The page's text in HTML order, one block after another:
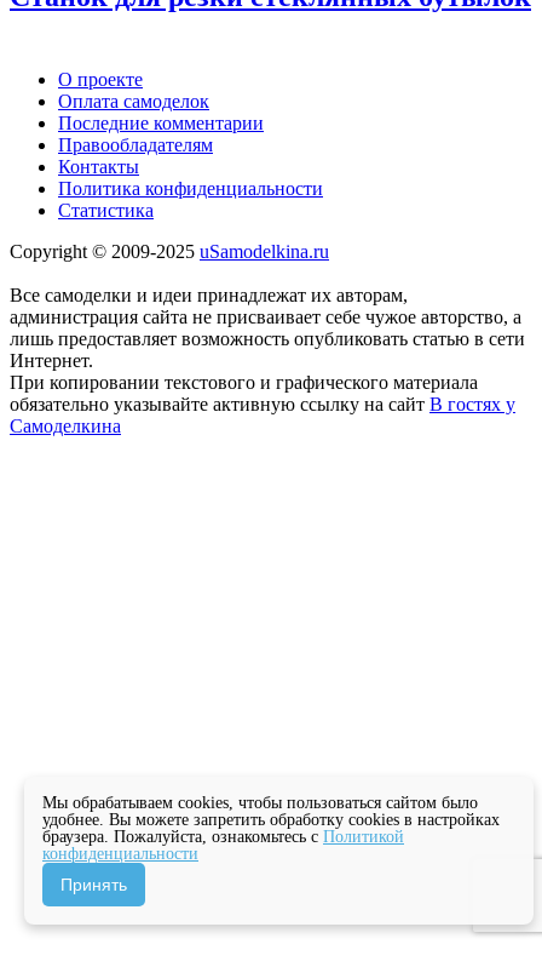
О проекте
Оплата самоделок
Последние комментарии
Правообладателям
Контакты
Политика конфиденциальности
Статистика
Copyright © 2009-2025 uSamodelkina.ru
Все самоделки и идеи принадлежат их авторам,
администрация сайта не присваивает себе чужое авторство, а
лишь предоставляет возможность опубликовать статью в сети
Интернет.
При копировании текстового и графического материала
обязательно указывайте активную ссылку на сайт В гостях у
Самоделкина
Мы обрабатываем cookies, чтобы пользоваться сайтом было
удобнее. Вы можете запретить обработку cookies в настройках
браузера. Пожалуйста, ознакомьтесь с Политикой
конфиденциальности
Принять